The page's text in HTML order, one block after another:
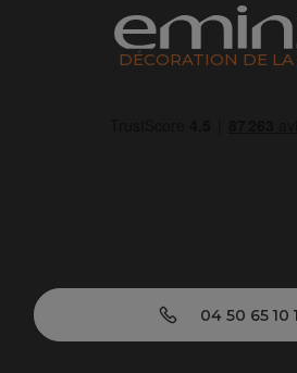
DÉCORATION DE
04 50 65 10